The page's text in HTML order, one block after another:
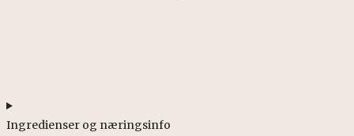
Ingredienser og næringsinfo